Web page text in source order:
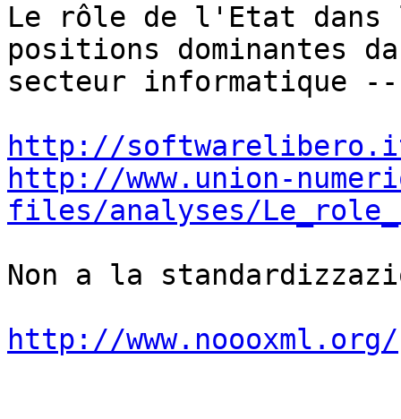
Le rôle de l'Etat
positions dominantes
secteur informatique
http://
http://www.union-
files/analyses/
Non a la
http://www.noooxml.org/